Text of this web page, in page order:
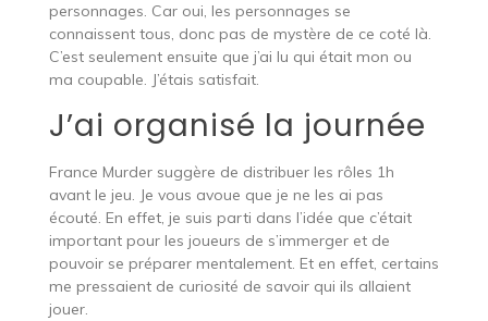
personnages. Car oui, les personnages se
connaissent tous, donc pas de mystère de ce coté là.
C’est seulement ensuite que j’ai lu qui était mon ou
ma coupable. J’étais satisfait.
J’ai organisé la journée
France Murder suggère de distribuer les rôles 1h
avant le jeu. Je vous avoue que je ne les ai pas
écouté. En effet, je suis parti dans l’idée que c’était
important pour les joueurs de s’immerger et de
pouvoir se préparer mentalement. Et en effet, certains
me pressaient de curiosité de savoir qui ils allaient
jouer.